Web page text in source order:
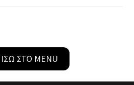
ΣΤΟ MENU